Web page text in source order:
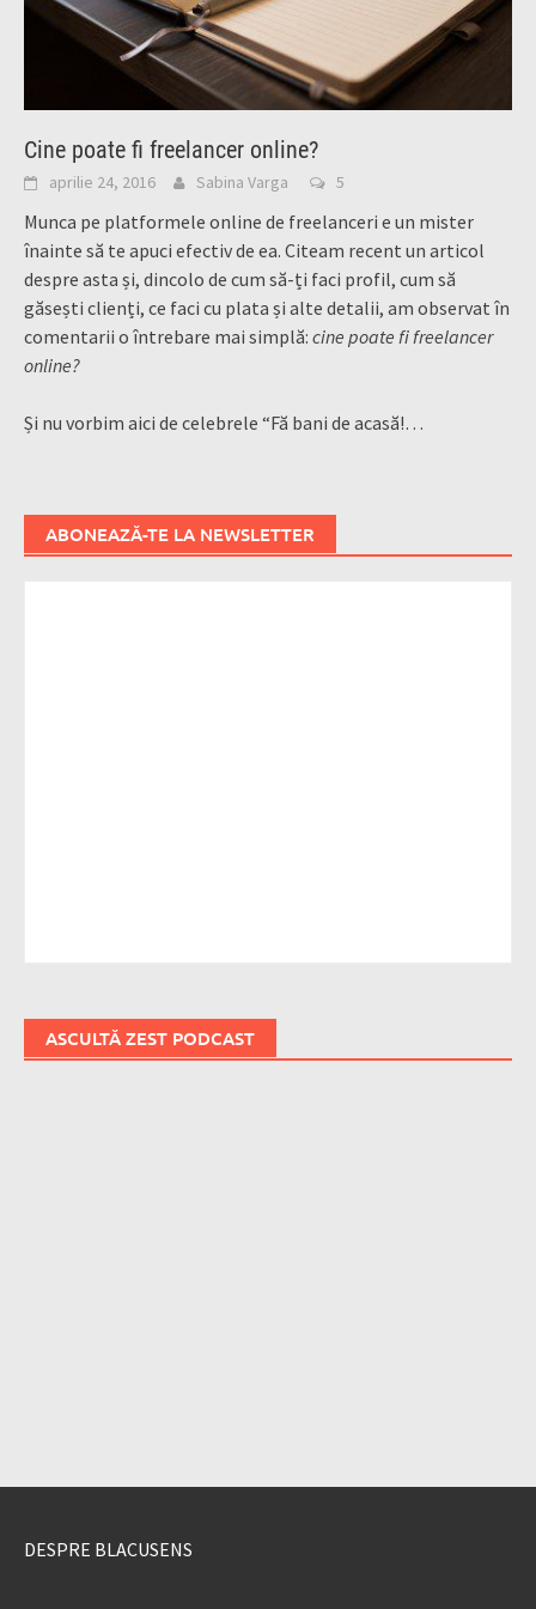
Cine poate fi freelancer online?
aprilie 24, 2016 Sabina Varga 5
Munca pe platformele online de freelanceri e un mister
înainte să te apuci efectiv de ea. Citeam recent un articol
despre asta și, dincolo de cum să-ți faci profil, cum să
găsești clienți, ce faci cu plata și alte detalii, am observat în
comentarii o întrebare mai simplă: cine poate fi freelancer
online?
Și nu vorbim aici de celebrele “Fă bani de acasă!…
ABONEAZĂ-TE LA NEWSLETTER
ASCULTĂ ZEST PODCAST
DESPRE BLACUSENS